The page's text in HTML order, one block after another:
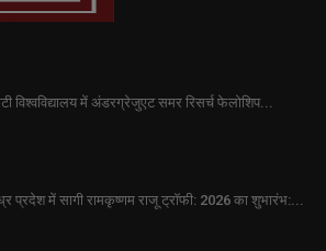
विश्वविद्यालय में अंडरग्रेजुएट समर रिसर्च फेलोशिप...
प्रदेश में सागी रामकृष्णम राजू ट्रॉफी: 2026 का शुभारंभ:...